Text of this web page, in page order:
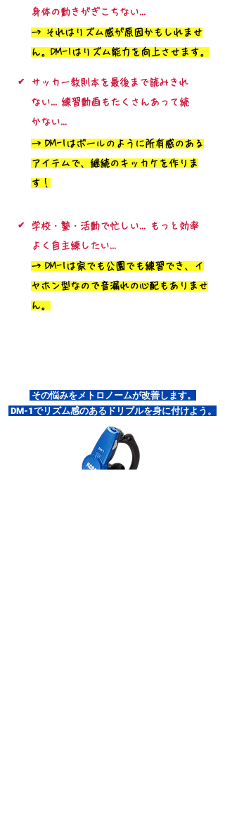
身体の動きがぎこちない...
→ それはリズム感が原因かもしれませ
ん。DM-1はリズム能力を向上させます。
✔︎
サッカー教則本を最後まで読みきれ
ない... 練習動画もたくさんあって続
かない...
→ DM-1はボールのように所有感のある
アイテムで、継続のキッカケを作りま
す！
✔︎
学校・塾・活動で忙しい... もっと効率
よく自主練したい...
→ DM-1は家でも公園でも練習でき、イ
ヤホン型なので音漏れの心配もありませ
ん。
その悩みをメトロノームが改善します。
DM-1でリズム感のあるドリブルを身に付けよう。